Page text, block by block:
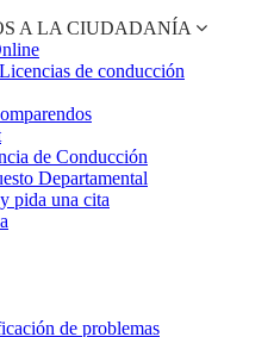
A LA CIUDADANÍA
de conducción
de Conducción
Departamental
pida una cita
de problemas